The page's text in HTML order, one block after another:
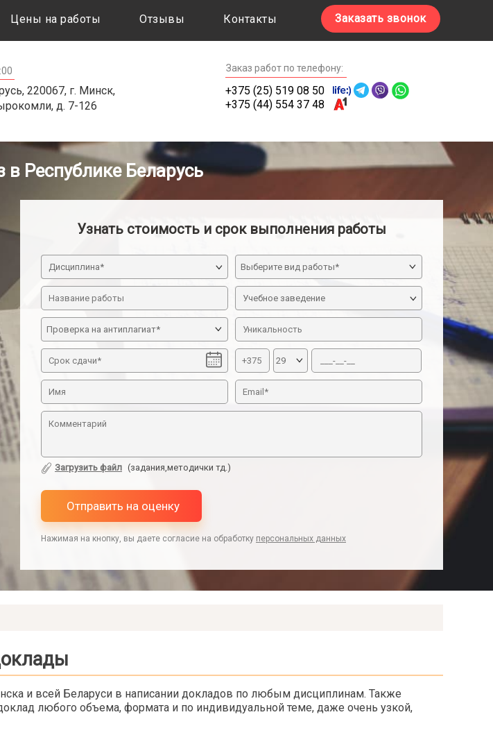
Цены на работы Отзывы Контакты Заказать звонок
220067, г. Минск,
д. 7-126
Заказ работ по телефону:
+375 (25) 519 08 50
+375 (44) 554 37 48
Республике Беларусь
Узнать стоимость и срок выполнения работы
Дисциплина*
Учебное заведение
Загрузить файл (задания,методички тд.)
Отправить на оценку
Нажимая на кнопку, вы даете согласие на обработку персональных данных
и всей Беларуси в написании докладов по любым дисциплинам. Также
любого объема, формата и по индивидуальной теме, даже очень узкой,